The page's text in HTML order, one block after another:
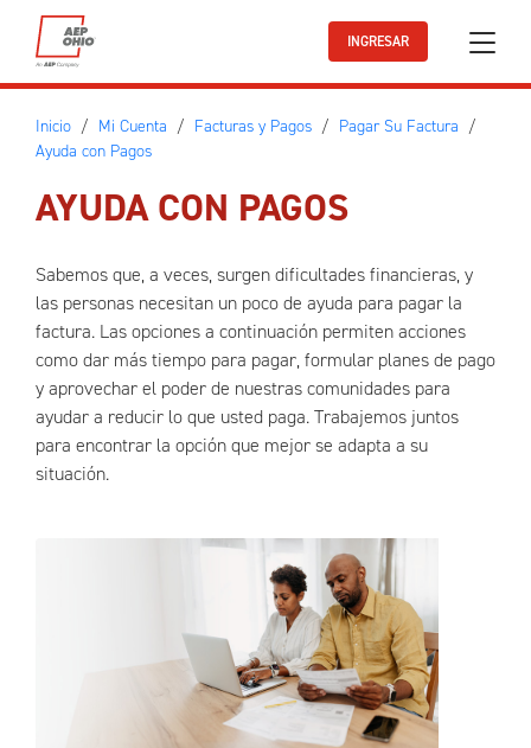
Ir al contenido principal
INGRESAR
Inicio Mi Cuenta Facturas y Pagos
Pagar Su Factura
Ayuda con Pagos
AYUDA CON PAGOS
Sabemos que, a veces, surgen dificultades financieras, y
las personas necesitan un poco de ayuda para pagar la
factura. Las opciones a continuación permiten acciones
como dar más tiempo para pagar, formular planes de pago
y aprovechar el poder de nuestras comunidades para
ayudar a reducir lo que usted paga. Trabajemos juntos
para encontrar la opción que mejor se adapta a su
situación.